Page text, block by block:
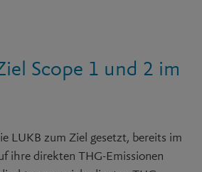
Scope 1 und 2 im
LUKB zum Ziel gesetzt, bereits im
ihre direkten THG-Emissionen